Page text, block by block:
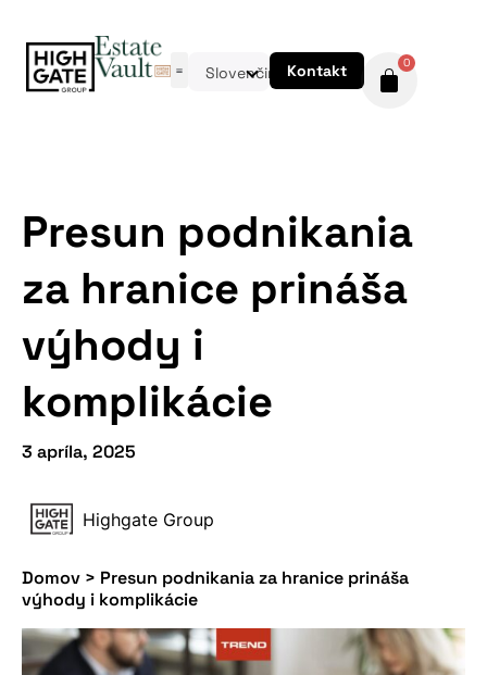
Slovenčina Kontakt 0
Presun podnikania
za hranice prináša
výhody i
komplikácie
3 apríla, 2025
Highgate Group
Domov > Presun podnikania za hranice prináša
výhody i komplikácie